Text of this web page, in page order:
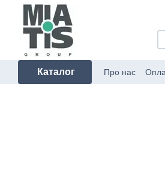
Перейти до основного контенту
Каталог Про нас